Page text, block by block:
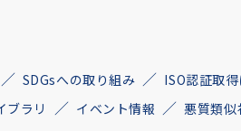
SDGsへの取り組み ISO認証取
ブラリ イベント情報 悪質類似